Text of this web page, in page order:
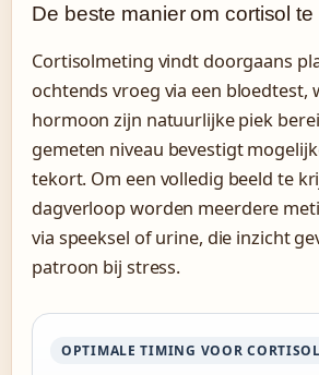
De beste manier om cortisol te
Cortisolmeting vindt doorgaans
ochtends vroeg via een bloedtest,
hormoon zijn natuurlijke piek
gemeten niveau bevestigt
tekort. Om een volledig beeld te
dagverloop worden meerdere
via speeksel of urine, die inzicht
patroon bij stress.
OPTIMALE TIMING VOOR